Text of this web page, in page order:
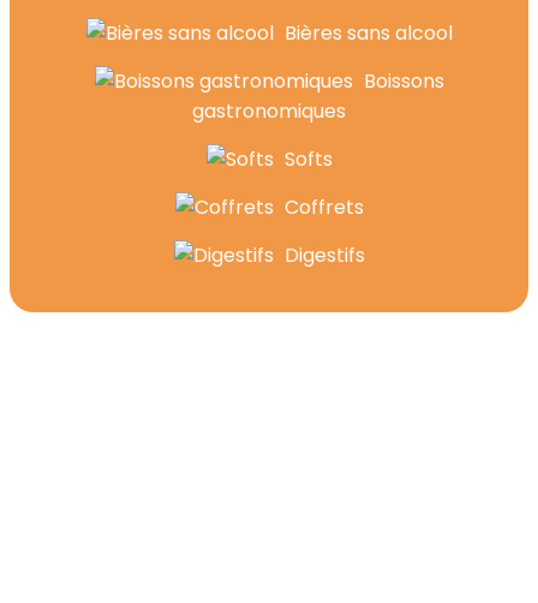
Bières sans alcool
Boissons
gastronomiques
Softs
Coffrets
Digestifs